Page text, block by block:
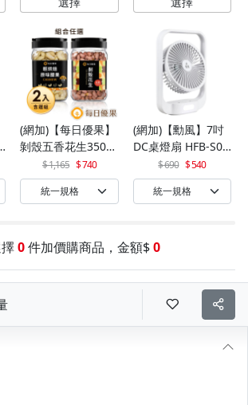
(網加)【每日優果】
剝殼五香花生350G
+罐裝原味烘焙腰果
320G
1,165 740
(網加)【勳風】7吋
DC桌燈扇 HFB-S06
690 540
0 件加價購商品，金額$ 0